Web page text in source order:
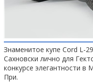
Знаменитое купе Cord L-
Сахновски лично для
конкурсе элегантности
При.